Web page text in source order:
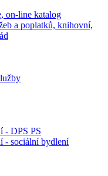
on-line katalog
a poplatků, knihovní,
- DPS PS
- sociální bydlení